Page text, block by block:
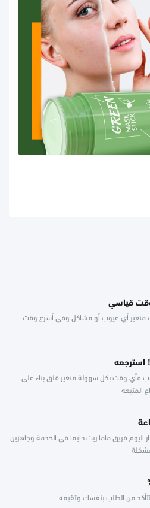
قياسي
منغير أي عيوب أو مشاكل وفي أسرع وقت
فأي وقت بكل سهولة منغير قلق بناء على
المتبعه
فريق ماما ريت دايما في الخدمة وجاهزين
تتأكد من الطلب بنفسك وتقيمه